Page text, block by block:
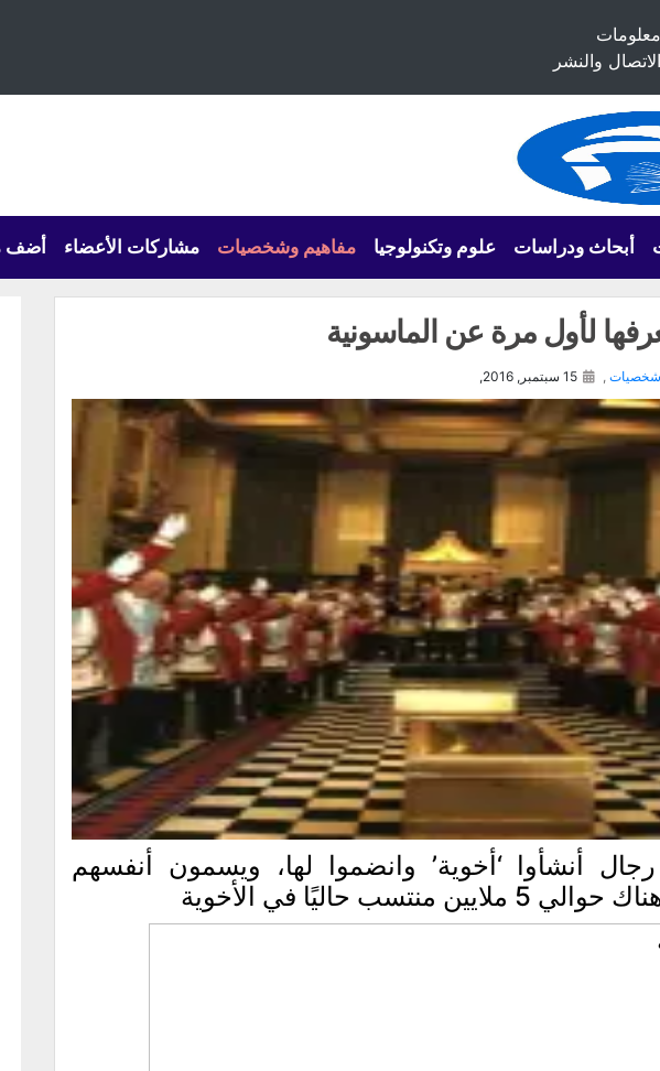
معلومات
الاتصال والنشر
أبحاث ودراسات علوم وتكنولوجيا مفاهيم وشخصيات مشاركات الأعضاء أضف
لأول مرة عن الماسونية
,
أنشأوا ‘أخوية’ وانضموا لها، ويسمون أنفسهم
منتسب حاليًا في الأخوية